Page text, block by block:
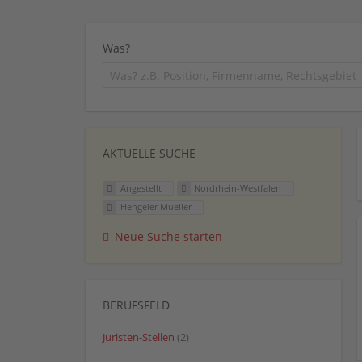
Was?
AKTUELLE SUCHE
Angestellt
Nordrhein-Westfalen
Hengeler Mueller
Neue Suche starten
BERUFSFELD
Juristen-Stellen (2)